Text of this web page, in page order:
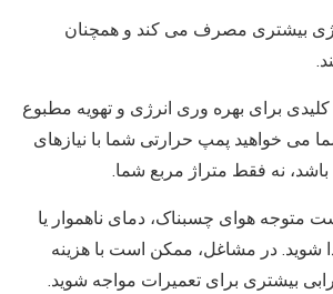
بیشتری مصرف می کند و همچنان
برای بهره وری انرژی و تهویه مطبوع
می خواهید پمپ حرارتی شما با نیازهای
نه فقط متراژ مربع شما.
متوجه هوای چسبناک، دمای ناهموار یا
شوید. در مشاغل، ممکن است با هزینه
بیشتری برای تعمیرات مواجه شوید.